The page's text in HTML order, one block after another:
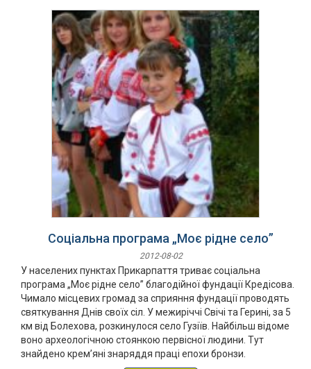
Соціальна програма „Моє рідне село”
2012-08-02
У населених пунктах Прикарпаття триває соціальна
програма „Моє рідне село” благодійної фундації Кредісова.
Чимало місцевих громад за сприяння фундації проводять
святкування Днів своїх сіл. У межиріччі Свічі та Герині, за 5
км від Болехова, розкинулося село Гузіїв. Найбільш відоме
воно археологічною стоянкою первісної людини. Тут
знайдено крем’яні знаряддя праці епохи бронзи.